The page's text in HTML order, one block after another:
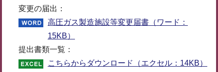
変更の届出：
高圧ガス製造施設等変更届書（ワード：
15KB）
提出書類一覧：
こちらからダウンロード（エクセル：14KB）